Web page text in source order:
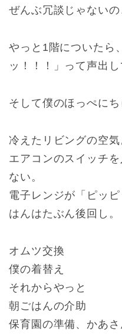
ぜんぶ冗談じゃないの
やっと1階についたら
ッ！！！」って声出
そして僕のほっぺにち
冷えたリビングの空気
エアコンのスイッチ
ない。
電子レンジが「ピッ
はんはたぶん後回し。
オムツ交換
僕の着替え
それからやっと
朝ごはんの介助
保育園の準備、かあさ